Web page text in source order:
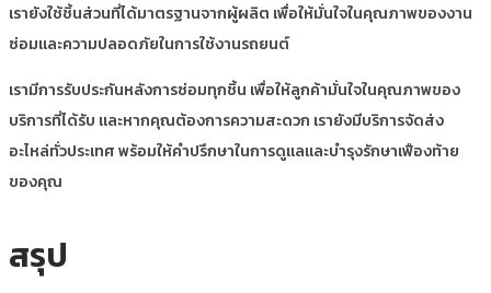
เรายังใช้ชิ้นส่วนที่ได้มาตรฐานจากผู้ผลิต เพื่อให้มั่นใจในคุณภาพของงาน
ซ่อมและความปลอดภัยในการใช้งานรถยนต์
เรามีการรับประกันหลังการซ่อมทุกชิ้น เพื่อให้ลูกค้ามั่นใจในคุณภาพของ
บริการที่ได้รับ และหากคุณต้องการความสะดวก เรายังมีบริการจัดส่ง
อะไหล่ทั่วประเทศ พร้อมให้คำปรึกษาในการดูแลและบำรุงรักษาเฟืองท้าย
ของคุณ
สรุป